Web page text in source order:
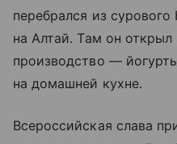
перебрался из
на Алтай. Там он
производство —
на домашней кухне.
Всероссийская слава